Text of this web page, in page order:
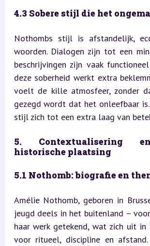
4.3 Sobere stijl die het
Nothombs stijl is afstandelijk,
woorden. Dialogen zijn tot een
beschrijvingen zijn vaak
deze soberheid werkt extra
voelt de kille atmosfeer, zonder
gezegd wordt dat het onleefbaar
stijl zich tot een extra laag van
5. Contextualisering
historische plaatsing
5.1 Nothomb: biografie en
Amélie Nothomb, geboren in
jeugd deels in het buitenland –
haar werk getekend, wat zich uit
voor ritueel, discipline en afstand.